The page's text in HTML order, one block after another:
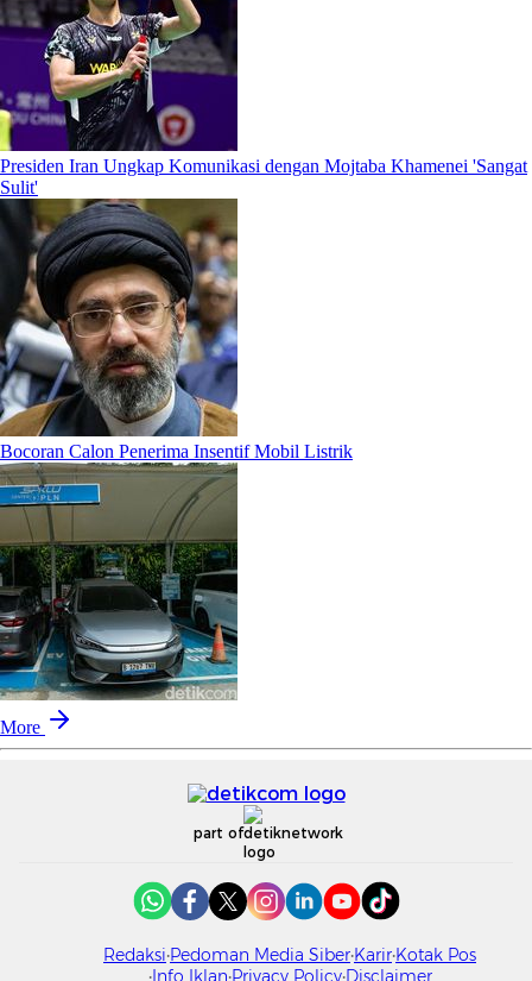
Presiden Iran Ungkap Komunikasi dengan Mojtaba Khamenei 'Sangat
Sulit'
Bocoran Calon Penerima Insentif Mobil Listrik
More
part of
Redaksi Pedoman Media Siber Karir Kotak Pos
Info IklanPrivacy PolicyDisclaimer